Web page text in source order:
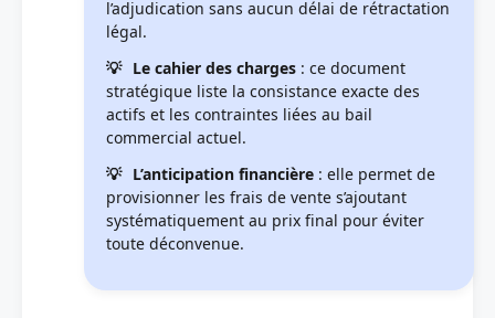
l’adjudication sans aucun délai de rétractation
légal.
Le cahier des charges : ce document
stratégique liste la consistance exacte des
actifs et les contraintes liées au bail
commercial actuel.
L’anticipation financière : elle permet de
provisionner les frais de vente s’ajoutant
systématiquement au prix final pour éviter
toute déconvenue.